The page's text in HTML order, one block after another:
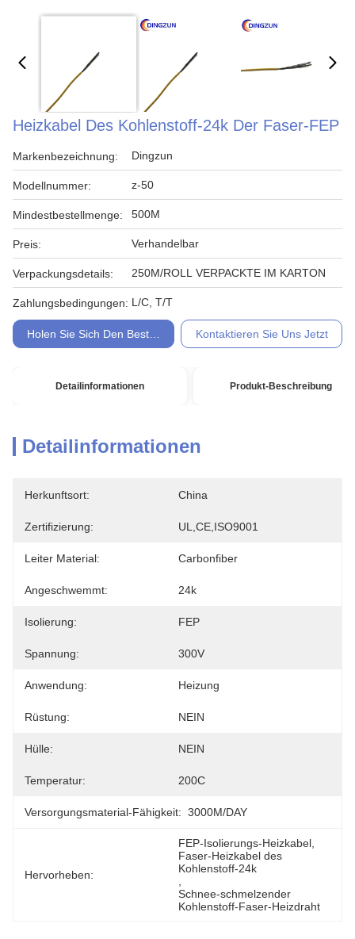
Heizkabel Des Kohlenstoff-24k Der Faser-FEP
Markenbezeichnung: Dingzun
Modellnummer: z-50
Mindestbestellmenge: 500M
Preis: Verhandelbar
Verpackungsdetails: 250M/ROLL VERPACKTE IM KARTON
Zahlungsbedingungen: L/C, T/T
Holen Sie Sich Den Besten Preis Kontaktieren Sie Uns Jetzt
Detailinformationen Produkt-Beschreibung
Detailinformationen
Herkunftsort: China
Zertifizierung: UL,CE,ISO9001
Leiter Material: Carbonfiber
Angeschwemmt: 24k
Isolierung: FEP
Spannung: 300V
Anwendung: Heizung
Rüstung: NEIN
Hülle: NEIN
Temperatur: 200C
Versorgungsmaterial-Fähigkeit: 3000M/DAY
Hervorheben:
FEP-Isolierungs-Heizkabel
Faser-Heizkabel des
Kohlenstoff-24k
Schnee-schmelzender
Kohlenstoff-Faser-Heizdraht